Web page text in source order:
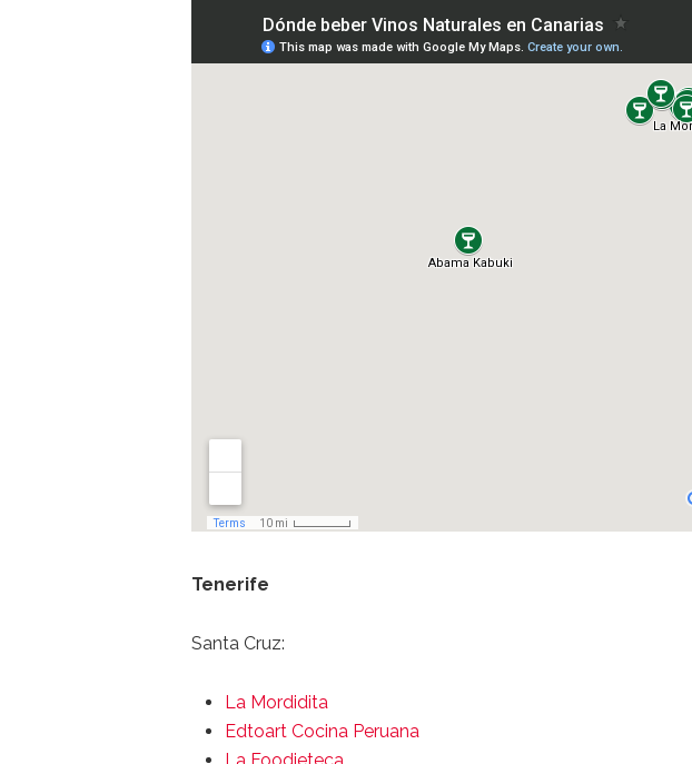
Tenerife
Santa Cruz:
La Mordidita
Edtoart Cocina Peruana